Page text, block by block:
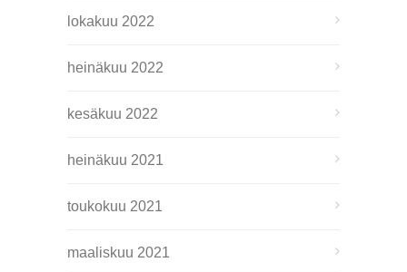
lokakuu 2022
heinäkuu 2022
kesäkuu 2022
heinäkuu 2021
toukokuu 2021
maaliskuu 2021